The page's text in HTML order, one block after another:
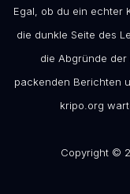
Egal, ob du ein echter
die dunkle Seite des
die Abgründe
packenden Berichten
kripo.org
Copyright ©